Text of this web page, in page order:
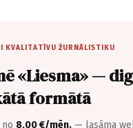
KVALITATĪVU ŽURNĀLISTIKU
«Liesma» —
formātā
no 8,00 €/mēn. — lasāma